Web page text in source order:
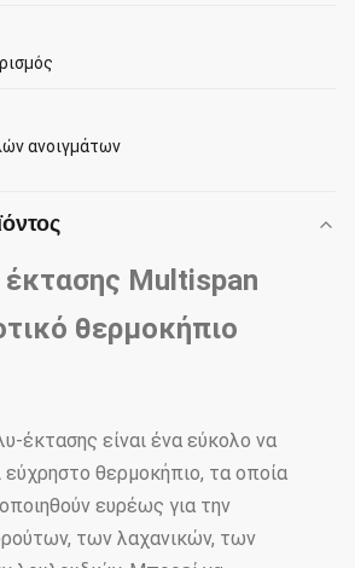
ανοιγμάτων
Multispan
θερμοκήπιο
έκτασης είναι ένα εύκολο να
εύχρηστο θερμοκήπιο, τα οποία
ευρέως για την
των λαχανικών, των